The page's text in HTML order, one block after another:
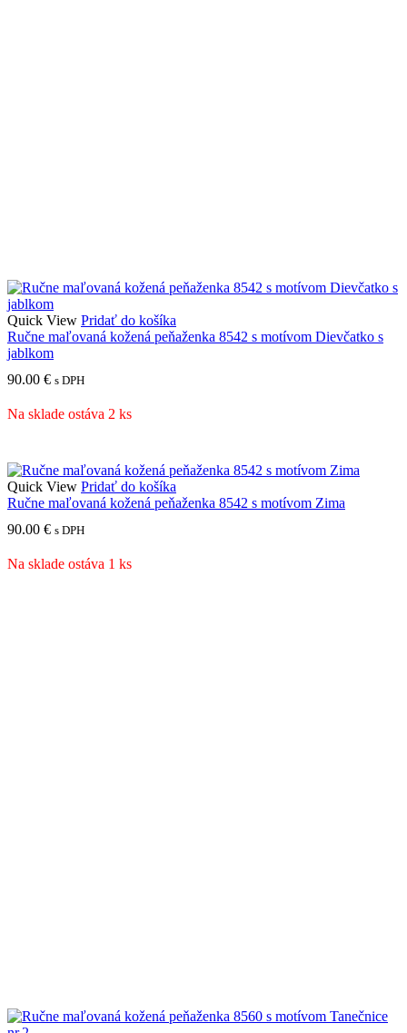
Quick View Pridať do košíka
Ručne maľovaná kožená peňaženka 8542 s motívom Dievčatko s
jablkom
90.00 € s DPH
Na sklade ostáva 2 ks
Quick View Pridať do košíka
Ručne maľovaná kožená peňaženka 8542 s motívom Zima
90.00 € s DPH
Na sklade ostáva 1 ks